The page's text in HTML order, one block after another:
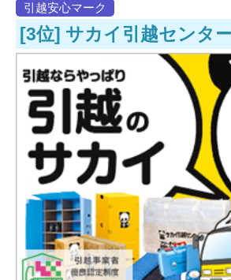
引越安心マーク
[3位] サカイ引越センタ